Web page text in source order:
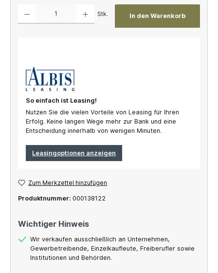
Stk. In den Warenkorb
So einfach ist Leasing!
Nutzen Sie die vielen Vorteile von Leasing für Ihren
Erfolg. Keine langen Wege mehr zur Bank und eine
Entscheidung innerhalb von wenigen Minuten.
Leasingoptionen anzeigen
Zum Merkzettel hinzufügen
Produktnummer: 000138122
Wichtiger Hinweis
Wir verkaufen ausschließlich an Unternehmen,
Gewerbetreibende, Einzelkaufleute, Freiberufler sowie
Institutionen und Behörden.